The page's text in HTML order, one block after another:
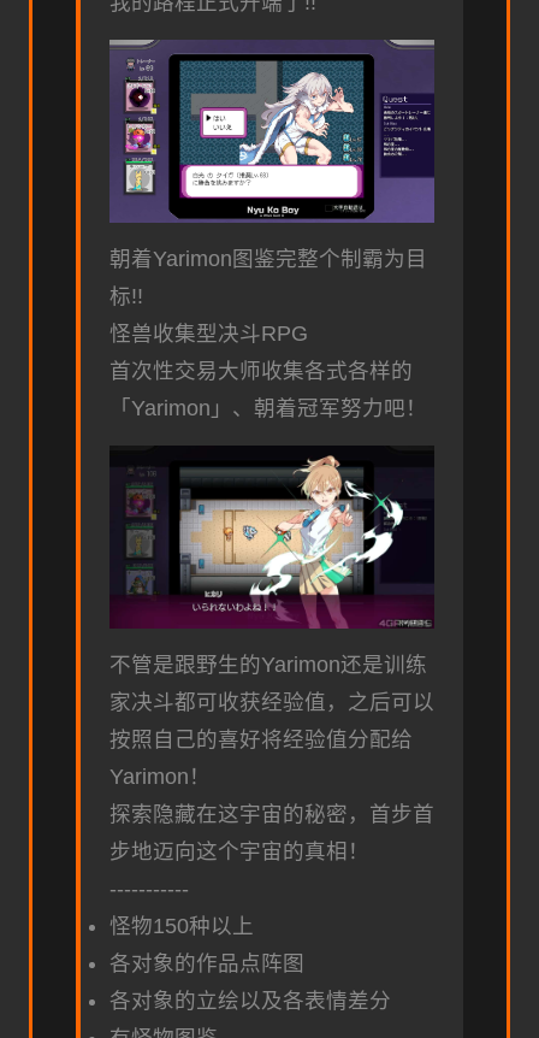
朝着Yarimon图鉴完整个制霸为目
标!!
怪兽收集型决斗RPG
首次性交易大师收集各式各样的
「Yarimon」、朝着冠军努力吧！
不管是跟野生的Yarimon还是训练
家决斗都可收获经验值，之后可以
按照自己的喜好将经验值分配给
Yarimon！
探索隐藏在这宇宙的秘密，首步首
步地迈向这个宇宙的真相！
-----------
怪物150种以上
各对象的作品点阵图
各对象的立绘以及各表情差分